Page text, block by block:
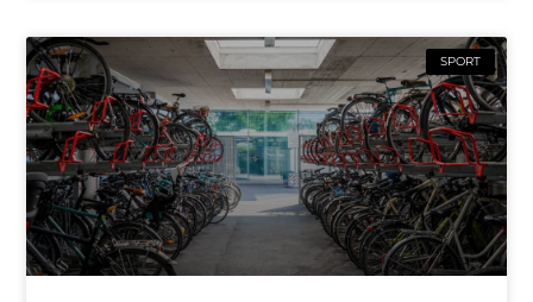
SPORT